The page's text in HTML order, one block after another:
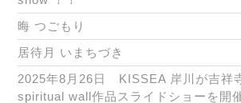
晦 つごもり
居待月 いまちづき
2025年8月26日 KISSEA 岸川が吉祥
spiritual wall作品スライドショーを開